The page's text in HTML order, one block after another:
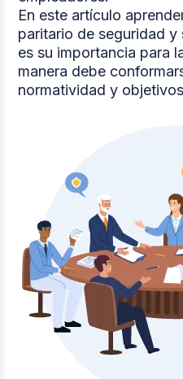
En este artículo
paritario de seguridad y
es su importancia para
manera debe
normatividad y